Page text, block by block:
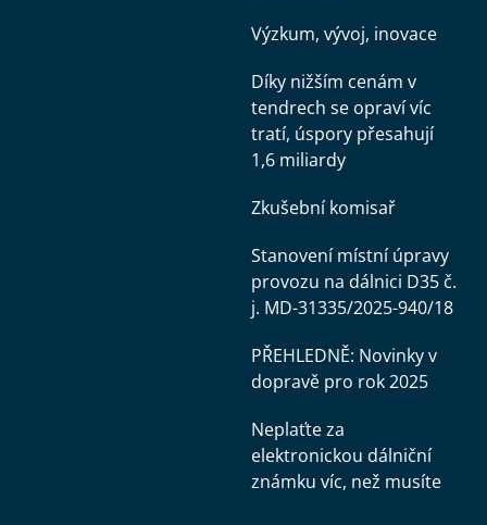
Výzkum, vývoj, inovace
Díky nižším cenám v
tendrech se opraví víc
tratí, úspory přesahují
1,6 miliardy
Zkušební komisař
Stanovení místní úpravy
provozu na dálnici D35 č.
j. MD-31335/2025-940/18
PŘEHLEDNĚ: Novinky v
dopravě pro rok 2025
Neplaťte za
elektronickou dálniční
známku víc, než musíte